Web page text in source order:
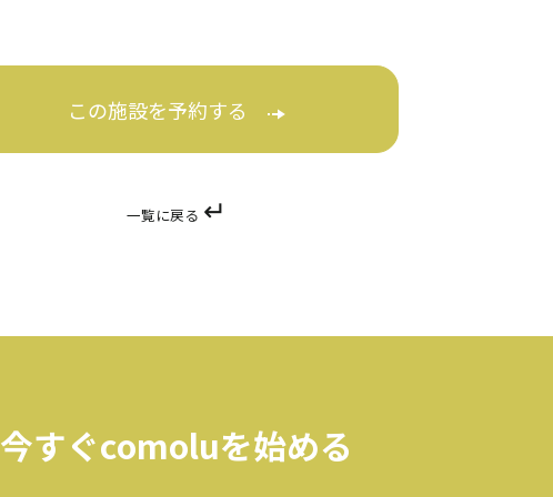
この施設を予約する
一覧に戻る ↵
今すぐcomoluを始める